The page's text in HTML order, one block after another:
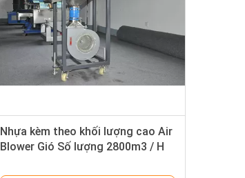
Nhựa kèm theo khối lượng cao Air
Blower Gió Số lượng 2800m3 / H